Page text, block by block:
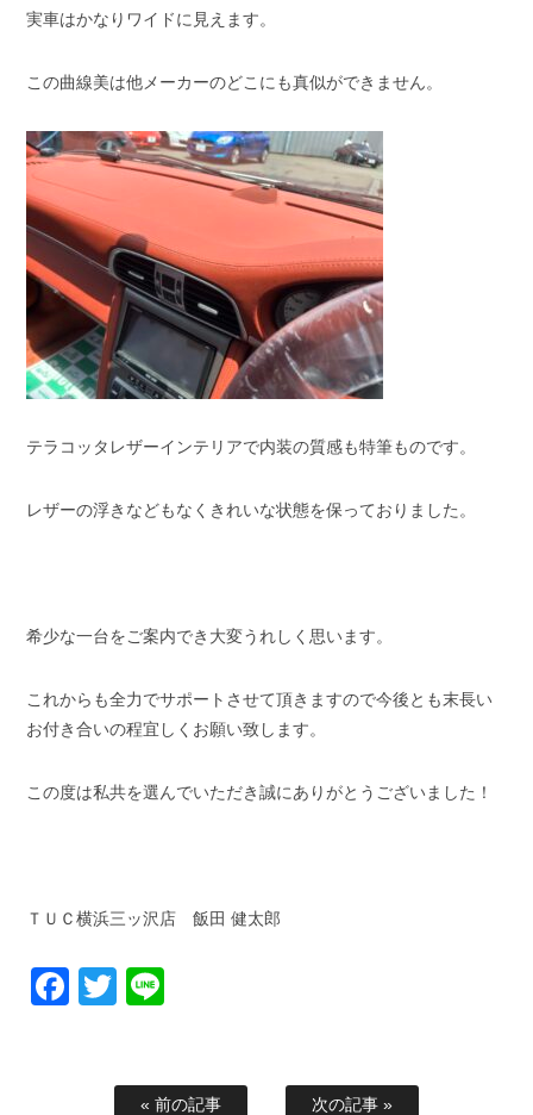
実車はかなりワイドに見えます。
この曲線美は他メーカーのどこにも真似ができません。
テラコッタレザーインテリアで内装の質感も特筆ものです。
レザーの浮きなどもなくきれいな状態を保っておりました。
希少な一台をご案内でき大変うれしく思います。
これからも全力でサポートさせて頂きますので今後とも末長い
お付き合いの程宜しくお願い致します。
この度は私共を選んでいただき誠にありがとうございました！
ＴＵＣ横浜三ッ沢店 飯田 健太郎
Facebook
Twitter
« 前の記事 次の記事 »